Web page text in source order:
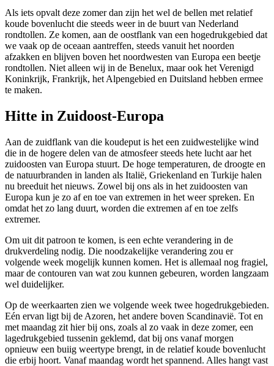
Als iets opvalt deze zomer dan zijn het wel de bellen met relatief
koude bovenlucht die steeds weer in de buurt van Nederland
rondtollen. Ze komen, aan de oostflank van een hogedrukgebied dat
we vaak op de oceaan aantreffen, steeds vanuit het noorden
afzakken en blijven boven het noordwesten van Europa een beetje
rondtollen. Niet alleen wij in de Benelux, maar ook het Verenigd
Koninkrijk, Frankrijk, het Alpengebied en Duitsland hebben ermee
te maken.
Hitte in Zuidoost-Europa
Aan de zuidflank van die koudeput is het een zuidwestelijke wind
die in de hogere delen van de atmosfeer steeds hete lucht aar het
zuidoosten van Europa stuurt. De hoge temperaturen, de droogte en
de natuurbranden in landen als Italië, Griekenland en Turkije halen
nu breeduit het nieuws. Zowel bij ons als in het zuidoosten van
Europa kun je zo af en toe van extremen in het weer spreken. En
omdat het zo lang duurt, worden die extremen af en toe zelfs
extremer.
Om uit dit patroon te komen, is een echte verandering in de
drukverdeling nodig. Die noodzakelijke verandering zou er
volgende week mogelijk kunnen komen. Het is allemaal nog fragiel,
maar de contouren van wat zou kunnen gebeuren, worden langzaam
wel duidelijker.
Op de weerkaarten zien we volgende week twee hogedrukgebieden.
Eén ervan ligt bij de Azoren, het andere boven Scandinavië. Tot en
met maandag zit hier bij ons, zoals al zo vaak in deze zomer, een
lagedrukgebied tussenin geklemd, dat bij ons vanaf morgen
opnieuw een buiig weertype brengt, in de relatief koude bovenlucht
die erbij hoort. Vanaf maandag wordt het spannend. Alles hangt vast